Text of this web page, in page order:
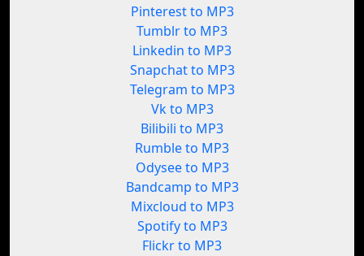
Pinterest to MP3
Tumblr to MP3
Linkedin to MP3
Snapchat to MP3
Telegram to MP3
Vk to MP3
Bilibili to MP3
Rumble to MP3
Odysee to MP3
Bandcamp to MP3
Mixcloud to MP3
Spotify to MP3
Flickr to MP3